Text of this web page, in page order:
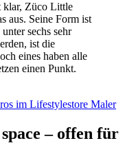
klar, Züco Little
aus. Seine Form ist
sechs sehr
ist die
eines haben alle
einen Punkt.
– offen für